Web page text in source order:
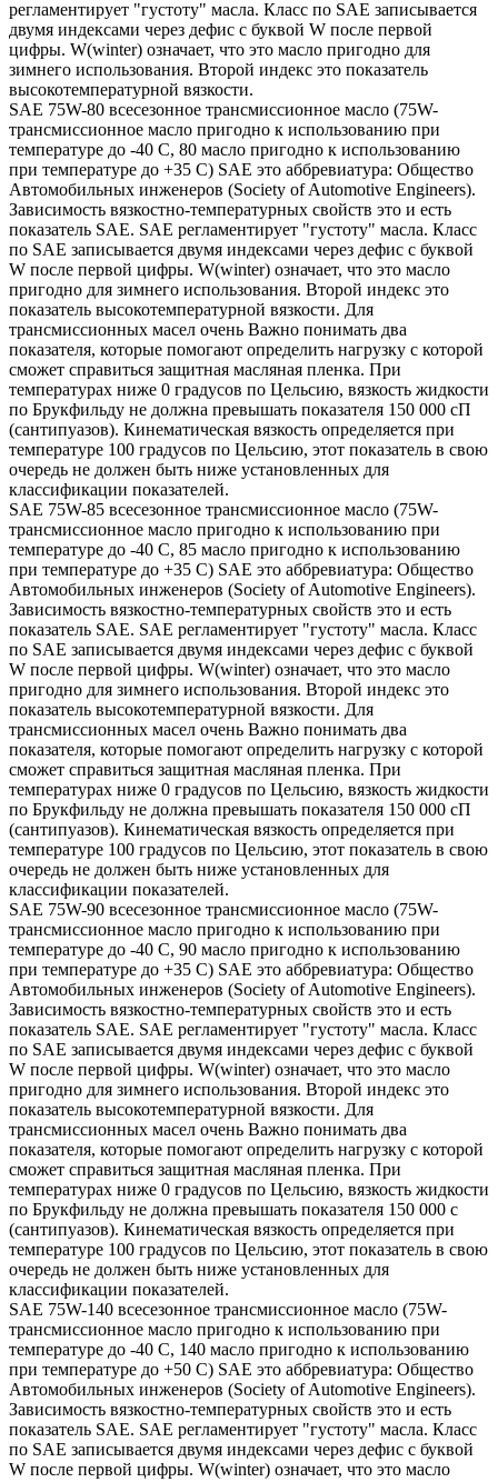
регламентирует "густоту" масла. Класс по SAE записывается
двумя индексами через дефис с буквой W после первой
цифры. W(winter) означает, что это масло пригодно для
зимнего использования. Второй индекс это показатель
высокотемпературной вязкости.
SAE 75W-80 всесезонное трансмиссионное масло (75W-
трансмиссионное масло пригодно к использованию при
температуре до -40 С, 80 масло пригодно к использованию
при температуре до +35 С) SAE это аббревиатура: Общество
Автомобильных инженеров (Society of Automotive Engineers).
Зависимость вязкостно-температурных свойств это и есть
показатель SAE. SAE регламентирует "густоту" масла. Класс
по SAE записывается двумя индексами через дефис с буквой
W после первой цифры. W(winter) означает, что это масло
пригодно для зимнего использования. Второй индекс это
показатель высокотемпературной вязкости. Для
трансмиссионных масел очень Важно понимать два
показателя, которые помогают определить нагрузку с которой
сможет справиться защитная масляная пленка. При
температурах ниже 0 градусов по Цельсию, вязкость жидкости
по Брукфильду не должна превышать показателя 150 000 сП
(сантипуазов). Кинематическая вязкость определяется при
температуре 100 градусов по Цельсию, этот показатель в свою
очередь не должен быть ниже установленных для
классификации показателей.
SAE 75W-85 всесезонное трансмиссионное масло (75W-
трансмиссионное масло пригодно к использованию при
температуре до -40 С, 85 масло пригодно к использованию
при температуре до +35 С) SAE это аббревиатура: Общество
Автомобильных инженеров (Society of Automotive Engineers).
Зависимость вязкостно-температурных свойств это и есть
показатель SAE. SAE регламентирует "густоту" масла. Класс
по SAE записывается двумя индексами через дефис с буквой
W после первой цифры. W(winter) означает, что это масло
пригодно для зимнего использования. Второй индекс это
показатель высокотемпературной вязкости. Для
трансмиссионных масел очень Важно понимать два
показателя, которые помогают определить нагрузку с которой
сможет справиться защитная масляная пленка. При
температурах ниже 0 градусов по Цельсию, вязкость жидкости
по Брукфильду не должна превышать показателя 150 000 сП
(сантипуазов). Кинематическая вязкость определяется при
температуре 100 градусов по Цельсию, этот показатель в свою
очередь не должен быть ниже установленных для
классификации показателей.
SAE 75W-90 всесезонное трансмиссионное масло (75W-
трансмиссионное масло пригодно к использованию при
температуре до -40 С, 90 масло пригодно к использованию
при температуре до +35 С) SAE это аббревиатура: Общество
Автомобильных инженеров (Society of Automotive Engineers).
Зависимость вязкостно-температурных свойств это и есть
показатель SAE. SAE регламентирует "густоту" масла. Класс
по SAE записывается двумя индексами через дефис с буквой
W после первой цифры. W(winter) означает, что это масло
пригодно для зимнего использования. Второй индекс это
показатель высокотемпературной вязкости. Для
трансмиссионных масел очень Важно понимать два
показателя, которые помогают определить нагрузку с которой
сможет справиться защитная масляная пленка. При
температурах ниже 0 градусов по Цельсию, вязкость жидкости
по Брукфильду не должна превышать показателя 150 000 с
(сантипуазов). Кинематическая вязкость определяется при
температуре 100 градусов по Цельсию, этот показатель в свою
очередь не должен быть ниже установленных для
классификации показателей.
SAE 75W-140 всесезонное трансмиссионное масло (75W-
трансмиссионное масло пригодно к использованию при
температуре до -40 С, 140 масло пригодно к использованию
при температуре до +50 С) SAE это аббревиатура: Общество
Автомобильных инженеров (Society of Automotive Engineers).
Зависимость вязкостно-температурных свойств это и есть
показатель SAE. SAE регламентирует "густоту" масла. Класс
по SAE записывается двумя индексами через дефис с буквой
W после первой цифры. W(winter) означает, что это масло